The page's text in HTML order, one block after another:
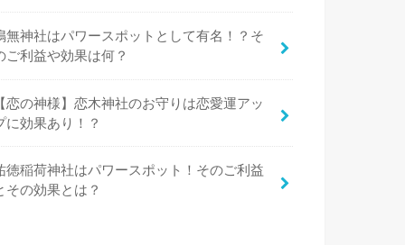
無神社はパワースポットとして有名！？そ
ご利益や効果は何？
恋の神様】恋木神社のお守りは恋愛運アッ
に効果あり！？
徳稲荷神社はパワースポット！そのご利益
その効果とは？